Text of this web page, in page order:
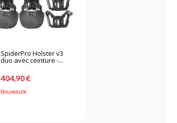
SpiderPro Holster v3
duo avec ceinture -...
404,90 €
Nouveauté